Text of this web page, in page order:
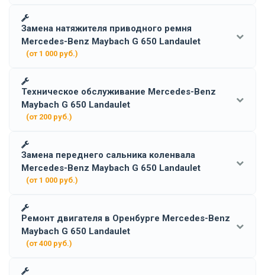
Замена натяжителя приводного ремня
Mercedes-Benz Maybach G 650 Landaulet
(от 1 000 руб.)
Техническое обслуживание Mercedes-Benz
Maybach G 650 Landaulet
(от 200 руб.)
Замена переднего сальника коленвала
Mercedes-Benz Maybach G 650 Landaulet
(от 1 000 руб.)
Ремонт двигателя в Оренбурге Mercedes-Benz
Maybach G 650 Landaulet
(от 400 руб.)